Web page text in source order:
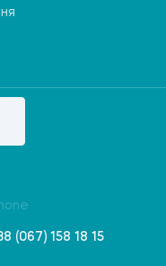
(067) 158 18 15